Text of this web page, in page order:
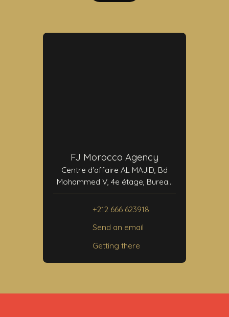
FJ Morocco Agency
Centre d'affaire AL MAJID, Bd
Mohammed V, 4e étage, Bureau
N°24
40000 Marrakech
+212 666 623918
Send an email
Getting there